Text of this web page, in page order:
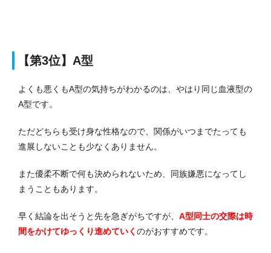
【第3位】A型
よくも悪くもA型の気持ちがわかるのは、やはり同じ血液型の
A型です。
ただどちらも受け身な性格なので、関係がいつまでたっても
進展しないことも少なくありません。
また優柔不断で何も決められないため、同族嫌悪になってし
まうこともあります。
早く結論を出そうと先を急ぎがちですが、 A型同士の交際は時
間をかけてゆっくり進めていく のがおすすめです。